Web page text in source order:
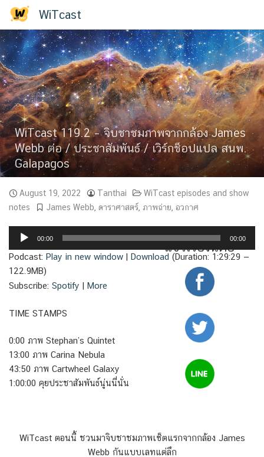
Skip
content
WiTcast
WiTcast 119.2 – จิบชาชมภาพจากกล้อง James
Webb ต่อ / ประชาสัมพันธ์ / เวิร์กช็อปแปล สนพ.
Galapagos
August 19, 2022 Tanthai
WiTcast episodes and show
notes
James Webb ดาราศาสตร์ ภาพถ่าย อวกาศ
แชร์เรื่องนี้ต่อ
Audio
00:00 00:00
Podcast: Play in new window | Download (Duration: 1:29:29 —
122.9MB)
Subscribe: Spotify | More
TIME STAMPS
0:00 ภาพ Stephan’s Quintet
13:00 ภาพ Carina Nebula
43:50 ภาพ Cartwheel Galaxy
1:00:00 คุยประชาสัมพันธ์นู่นนี่นั่น
WiTcast ตอนนี้ ชวนมาจิบชาชมภาพเซ็ตแรกจากกล้อง James
Webb กันแบบเลทแต่ลึก